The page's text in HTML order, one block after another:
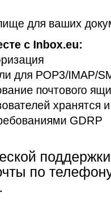
для ваших
с Inbox.eu:
для POP3/IMAP/
почтового
хранятся
GDRP
по
.